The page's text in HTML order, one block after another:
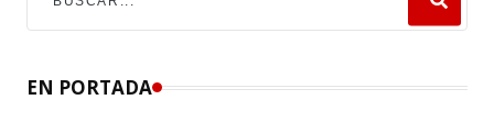
EN PORTADA